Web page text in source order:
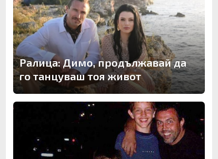
Ралица: Димо, продължавай да
го танцуваш тоя живот